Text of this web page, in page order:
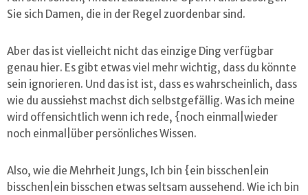
Sie sich Damen, die in der Regel zuordenbar sind.
Aber das ist vielleicht nicht das einzige Ding verfügbar
genau hier. Es gibt etwas viel mehr wichtig, dass du könnte
sein ignorieren. Und das ist ist, dass es wahrscheinlich, dass
wie du aussiehst machst dich selbstgefällig. Was ich meine
wird offensichtlich wenn ich rede, {noch einmal|wieder
noch einmal|über persönliches Wissen.
Also, wie die Mehrheit Jungs, Ich bin {ein bisschen|ein
bisschen|ein bisschen etwas seltsam aussehend. Wie ich bin